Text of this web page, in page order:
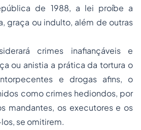
de 1988, a lei proíbe a
graça ou indulto, além de outras
crimes inafiançáveis e
ou anistia a prática da tortura o
e drogas afins, o
como crimes hediondos, por
mandantes, os executores e os
se omitirem.